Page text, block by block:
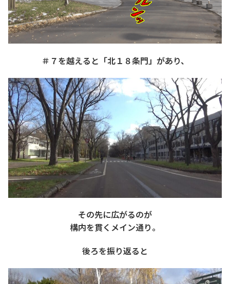
＃７を越えると「北１８条門」があり、
その先に広がるのが
構内を貫くメイン通り。
後ろを振り返ると